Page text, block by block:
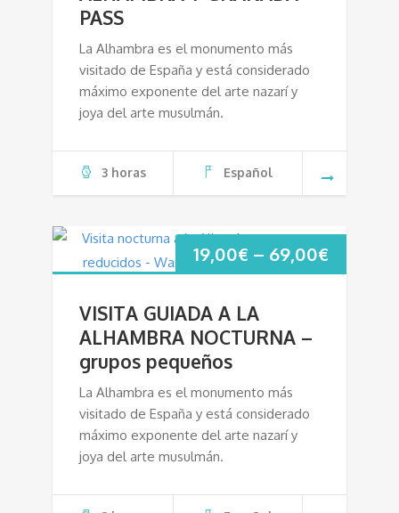
PASS
La Alhambra es el monumento más
visitado de España y está considerado
máximo exponente del arte nazarí y
joya del arte musulmán.
3 horas Español
19,00€ – 69,00€
VISITA GUIADA A LA
ALHAMBRA NOCTURNA –
grupos pequeños
La Alhambra es el monumento más
visitado de España y está considerado
máximo exponente del arte nazarí y
joya del arte musulmán.